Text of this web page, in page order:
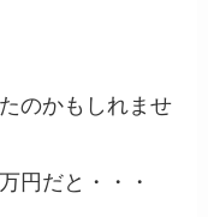
のかもしれませ
円だと・・・